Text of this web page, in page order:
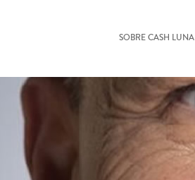
SOBRE CASH LUNA